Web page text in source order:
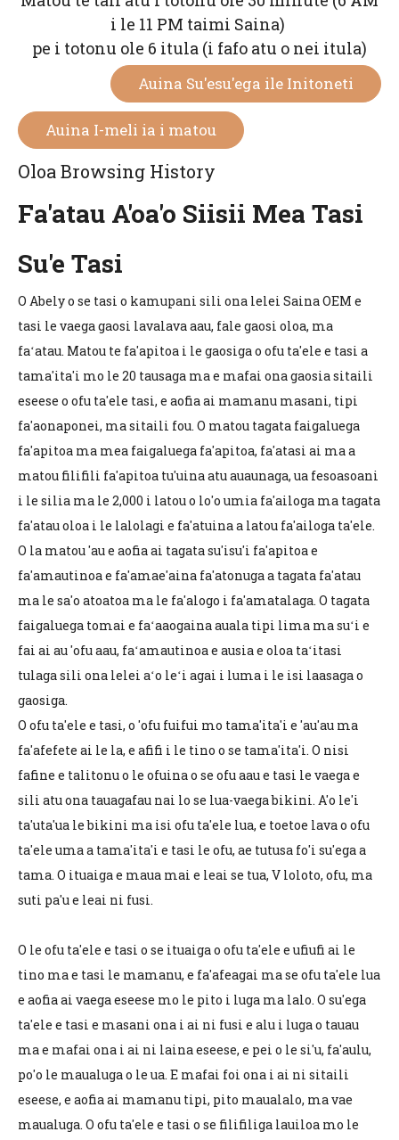
i le 11 PM taimi Saina)
pe i totonu ole 6 itula (i fafo atu o nei itula)
Auina Su'esu'ega ile Initoneti
Auina I-meli ia i matou
Oloa Browsing History
Fa'atau A'oa'o Siisii ​​Mea Tasi
Su'e Tasi
O Abely o se tasi o kamupani sili ona lelei Saina OEM e
tasi le vaega gaosi lavalava aau, fale gaosi oloa, ma
faʻatau. Matou te fa'apitoa i le gaosiga o ofu ta'ele e tasi a
tama'ita'i mo le 20 tausaga ma e mafai ona gaosia sitaili
eseese o ofu ta'ele tasi, e aofia ai mamanu masani, tipi
fa'aonaponei, ma sitaili fou. O matou tagata faigaluega
fa'apitoa ma mea faigaluega fa'apitoa, fa'atasi ai ma a
matou filifili fa'apitoa tu'uina atu auaunaga, ua fesoasoani
i le silia ma le 2,000 i latou o lo'o umia fa'ailoga ma tagata
fa'atau oloa i le lalolagi e fa'atuina a latou fa'ailoga ta'ele.
O la matou 'au e aofia ai tagata su'isu'i fa'apitoa e
fa'amautinoa e fa'amae'aina fa'atonuga a tagata fa'atau
ma le sa'o atoatoa ma le fa'alogo i fa'amatalaga. O tagata
faigaluega tomai e faʻaaogaina auala tipi lima ma suʻi e
fai ai au 'ofu aau, faʻamautinoa e ausia e oloa taʻitasi
tulaga sili ona lelei aʻo leʻi agai i luma i le isi laasaga o
gaosiga.
O ofu ta'ele e tasi, o 'ofu fuifui mo tama'ita'i e 'au'au ma
fa'afefete ai le la, e afifi i le tino o se tama'ita'i. O nisi
fafine e talitonu o le ofuina o se ofu aau e tasi le vaega e
sili atu ona tauagafau nai lo se lua-vaega bikini. A'o le'i
ta'uta'ua le bikini ma isi ofu ta'ele lua, e toetoe lava o ofu
ta'ele uma a tama'ita'i e tasi le ofu, ae tutusa fo'i su'ega a
tama. O ituaiga e maua mai e leai se tua, V loloto, ofu, ma
suti pa'u e leai ni fusi.
O le ofu ta'ele e tasi o se ituaiga o ofu ta'ele e ufiufi ai le
tino ma e tasi le mamanu, e fa'afeagai ma se ofu ta'ele lua
e aofia ai vaega eseese mo le pito i luga ma lalo. O su'ega
ta'ele e tasi e masani ona i ai ni fusi e alu i luga o tauau
ma e mafai ona i ai ni laina eseese, e pei o le si'u, fa'aulu,
po'o le maualuga o le ua. E mafai foi ona i ai ni sitaili
eseese, e aofia ai mamanu tipi, pito maualalo, ma vae
maualuga. O ofu ta'ele e tasi o se filifiliga lauiloa mo le